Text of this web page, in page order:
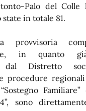
Palo del Colle
in totale 81.
provvisoria
in quanto
dal Distretto
procedure
Familiare”
sono